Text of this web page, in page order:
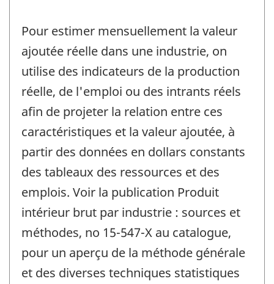
Pour estimer mensuellement la valeur
ajoutée réelle dans une industrie, on
utilise des indicateurs de la production
réelle, de l'emploi ou des intrants réels
afin de projeter la relation entre ces
caractéristiques et la valeur ajoutée, à
partir des données en dollars constants
des tableaux des ressources et des
emplois. Voir la publication Produit
intérieur brut par industrie : sources et
méthodes, no 15-547-X au catalogue,
pour un aperçu de la méthode générale
et des diverses techniques statistiques